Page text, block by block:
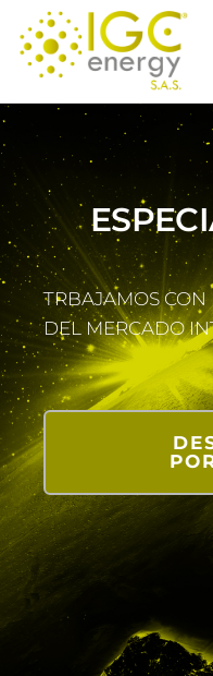
TRBAJAMOS CON
DEL MERCADO